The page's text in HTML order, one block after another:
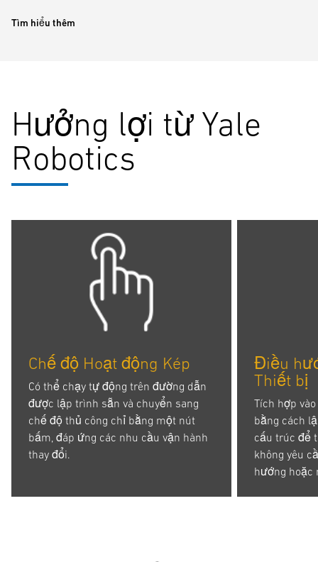
Tìm hiểu thêm
Hưởng lợi từ Yale
Robotics
Chế độ Hoạt động Kép
Có thể chạy tự động trên đường dẫn
được lập trình sẵn và chuyển sang
chế độ thủ công chỉ bằng một nút
bấm, đáp ứng các nhu cầu vận hành
thay đổi.
Điều
Thiết bị
Tích hợp
bằng cách
cấu trúc để
không yêu
hướng hoặc